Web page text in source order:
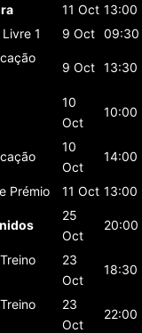
11 Oct 13:00
1 9 Oct 09:30
9 Oct 13:30
10
Oct
10:00
10
Oct
14:00
Prémio 11 Oct 13:00
25
Oct
20:00
Treino
23
Oct
18:30
Treino
23
Oct
22:00